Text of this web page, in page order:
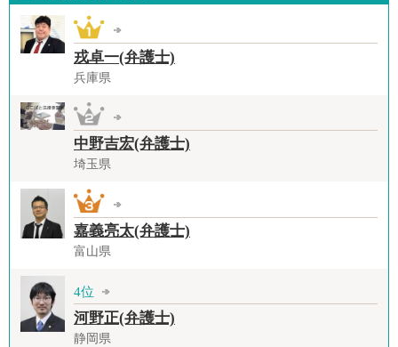
戎卓一(弁護士)
兵庫県
中野吉宏(弁護士)
埼玉県
嘉義亮太(弁護士)
富山県
4位
河野正(弁護士)
静岡県